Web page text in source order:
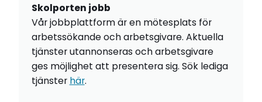
Skolporten jobb
Vår jobbplattform är en mötesplats för
arbetssökande och arbetsgivare. Aktuella
tjänster utannonseras och arbetsgivare
ges möjlighet att presentera sig. Sök lediga
tjänster här.